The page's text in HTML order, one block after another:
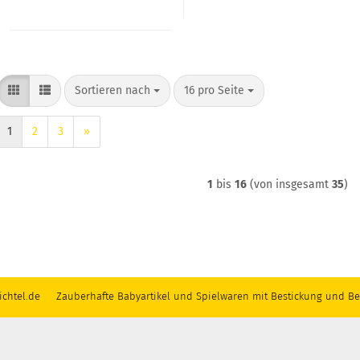
Sortieren nach
Sortieren nach 16 pro Seite
pro Seite
1 2 3 »
1 bis 16(von insgesamt 35)
Zauberhafte Babyartikel und Spielwaren mit Bestickung und